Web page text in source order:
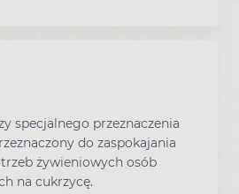
specjalnego przeznaczenia
do zaspokajania
żywieniowych osób
na cukrzycę.